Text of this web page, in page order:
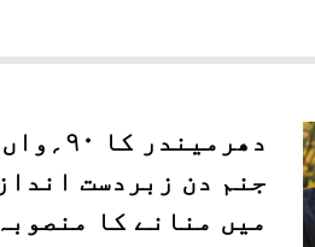
دھرمیندر کا ۹۰؍واں
جنم دن زبردست انداز
میں منانے کا منصوبہ